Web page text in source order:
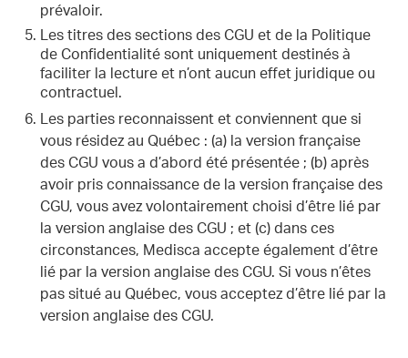
prévaloir.
Les titres des sections des CGU et de la Politique
de Confidentialité sont uniquement destinés à
faciliter la lecture et n’ont aucun effet juridique ou
contractuel.
Les parties reconnaissent et conviennent que si
vous résidez au Québec : (a) la version française
des CGU vous a d’abord été présentée ; (b) après
avoir pris connaissance de la version française des
CGU, vous avez volontairement choisi d’être lié par
la version anglaise des CGU ; et (c) dans ces
circonstances, Medisca accepte également d’être
lié par la version anglaise des CGU. Si vous n’êtes
pas situé au Québec, vous acceptez d’être lié par la
version anglaise des CGU.